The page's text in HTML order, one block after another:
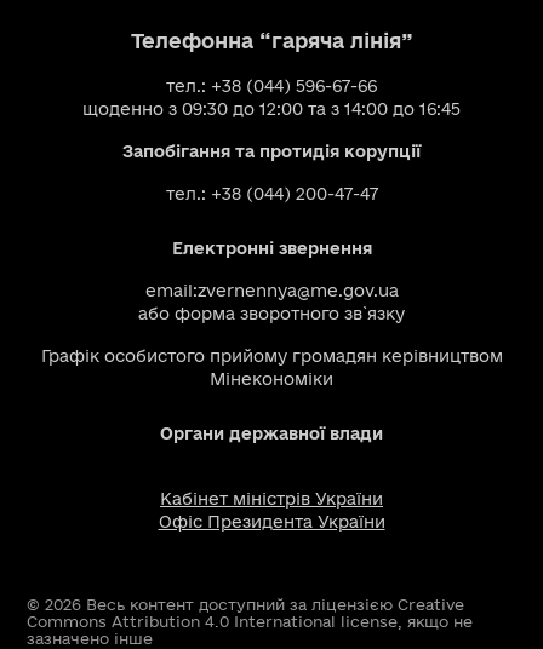
Телефонна “гаряча лінія”
тел.: +38 (044) 596-67-66
щоденно з 09:30 до 12:00 та з 14:00 до 16:45
Запобігання та протидія корупції
тел.: +38 (044) 200-47-47
Електронні звернення
email:zvernennya@me.gov.ua
або форма зворотного зв`язку
Графік особистого прийому громадян керівництвом
Мінекономіки
Органи державної влади
Кабінет міністрів України
Офіс Президента України
© 2026 Весь контент доступний за ліцензією Creative
Commons Attribution 4.0 International license, якщо не
зазначено інше